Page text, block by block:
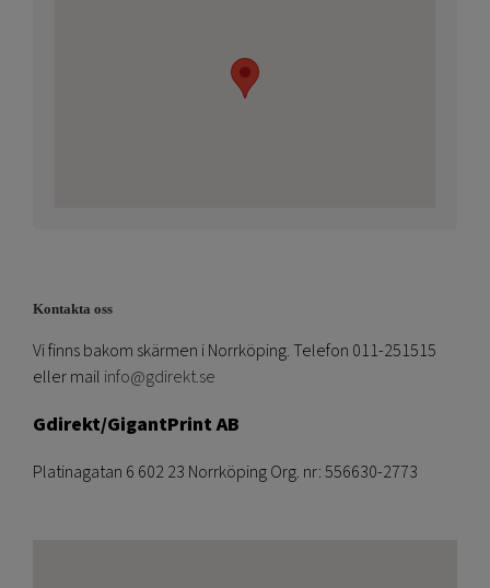
Kontakta oss
Vi finns bakom skärmen i Norrköping. Telefon 011-251515
eller mail info@gdirekt.se
Gdirekt/GigantPrint AB
Platinagatan 6 602 23 Norrköping Org. nr: 556630-2773